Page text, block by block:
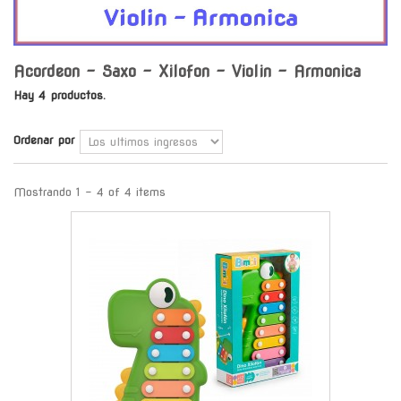
Acordeon - Saxo - Xilofon - Violin - Armonica
Hay 4 productos.
Ordenar por
Mostrando 1 - 4 of 4 items